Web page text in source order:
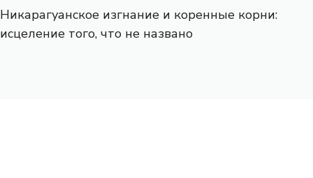
Никарагуанское изгнание и коренные корни:
исцеление того, что не названо